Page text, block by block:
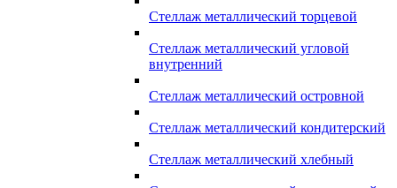
Стеллаж металлический торцевой
Стеллаж металлический угловой
внутренний
Стеллаж металлический островной
Стеллаж металлический кондитерский
Стеллаж металлический хлебный